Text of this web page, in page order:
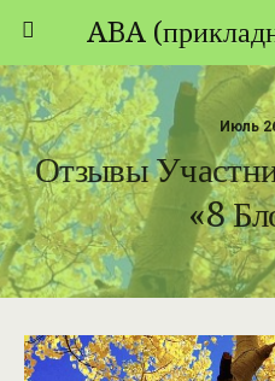
Июль
Отзывы
«8